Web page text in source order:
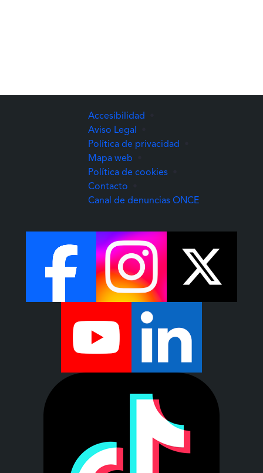
Accesibilidad
Aviso Legal
Política de privacidad
Mapa web
Política de cookies
Contacto
Canal de denuncias ONCE(Abre una